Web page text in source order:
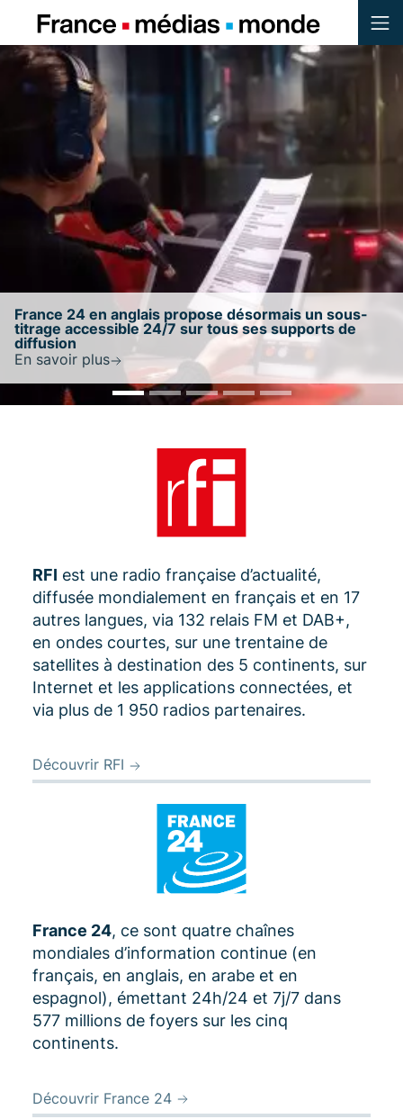
Menu
Contenu
Pied de page
France 24 conserve le résultat maximal de
au score de confiance établi par NewsGuard
En savoir plus
RFI est une radio française d’actualité,
diffusée mondialement en français et en 17
autres langues, via 132 relais FM et DAB+,
en ondes courtes, sur une trentaine de
satellites à destination des 5 continents, sur
Internet et les applications connectées, et
via plus de 1 950 radios partenaires.
Découvrir RFI
France 24, ce sont quatre chaînes
mondiales d’information continue (en
français, en anglais, en arabe et en
espagnol), émettant 24h/24 et 7j/7 dans
577 millions de foyers sur les cinq
continents.
Découvrir France 24